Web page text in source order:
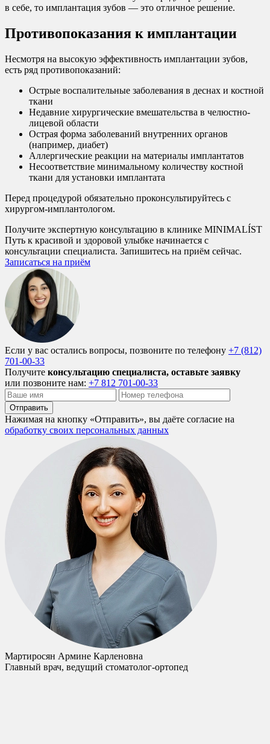
в себе, то имплантация зубов — это отличное решение.
Противопоказания к имплантации
Несмотря на высокую эффективность имплантации зубов,
есть ряд противопоказаний:
Острые воспалительные заболевания в деснах и костной
ткани
Недавние хирургические вмешательства в челюстно-
лицевой области
Острая форма заболеваний внутренних органов
(например, диабет)
Аллергические реакции на материалы имплантатов
Несоответствие минимальному количеству костной
ткани для установки имплантата
Перед процедурой обязательно проконсультируйтесь с
хирургом-имплантологом.
Получите экспертную консультацию в клинике MINIMALÍST
Путь к красивой и здоровой улыбке начинается с
консультации специалиста. Запишитесь на приём сейчас.
Записаться на приём
Если у вас остались вопросы, позвоните по телефону +7 (812)
701-00-33
Получите консультацию специалиста, оставьте заявку
или позвоните нам: +7 812 701-00-33
Отправить
Нажимая на кнопку «Отправить», вы даёте согласие на
обработку своих персональных данных
Мартиросян Армине Карленовна
Главный врач, ведущий стоматолог-ортопед